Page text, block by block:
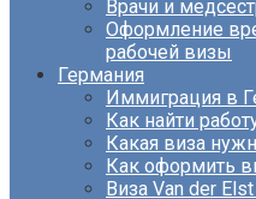
Врачи и
Оформление
рабочей визы
Германия
Иммиграция в
Как найти
Какая виза
Как оформить
Виза Van der